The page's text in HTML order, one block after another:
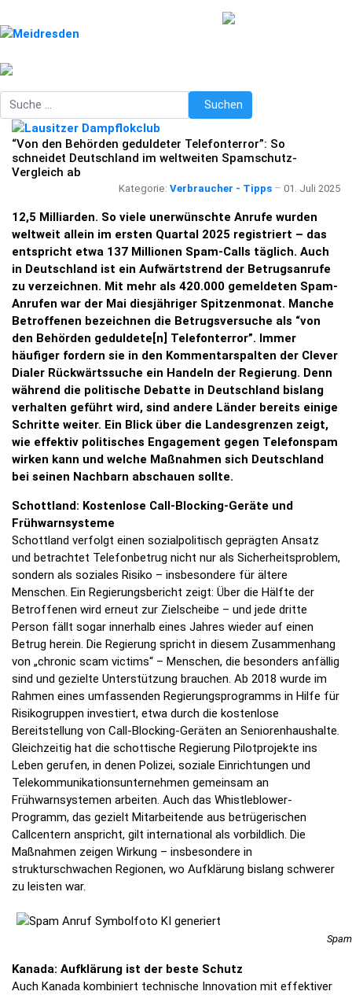
Suchen Suchen
“Von den Behörden geduldeter Telefonterror”: So
schneidet Deutschland im weltweiten Spamschutz-
Vergleich ab
Kategorie: Verbraucher - Tipps 01. Juli 2025
12,5 Milliarden. So viele unerwünschte Anrufe wurden
weltweit allein im ersten Quartal 2025 registriert – das
entspricht etwa 137 Millionen Spam-Calls täglich. Auch
in Deutschland ist ein Aufwärtstrend der Betrugsanrufe
zu verzeichnen. Mit mehr als 420.000 gemeldeten Spam-
Anrufen war der Mai diesjähriger Spitzenmonat. Manche
Betroffenen bezeichnen die Betrugsversuche als “von
den Behörden geduldete[n] Telefonterror”. Immer
häufiger fordern sie in den Kommentarspalten der Clever
Dialer Rückwärtssuche ein Handeln der Regierung. Denn
während die politische Debatte in Deutschland bislang
verhalten geführt wird, sind andere Länder bereits einige
Schritte weiter. Ein Blick über die Landesgrenzen zeigt,
wie effektiv politisches Engagement gegen Telefonspam
wirken kann und welche Maßnahmen sich Deutschland
bei seinen Nachbarn abschauen sollte.
Schottland: Kostenlose Call-Blocking-Geräte und
Frühwarnsysteme
Schottland verfolgt einen sozialpolitisch geprägten Ansatz
und betrachtet Telefonbetrug nicht nur als Sicherheitsproblem,
sondern als soziales Risiko – insbesondere für ältere
Menschen. Ein Regierungsbericht zeigt: Über die Hälfte der
Betroffenen wird erneut zur Zielscheibe – und jede dritte
Person fällt sogar innerhalb eines Jahres wieder auf einen
Betrug herein. Die Regierung spricht in diesem Zusammenhang
von „chronic scam victims“ – Menschen, die besonders anfällig
sind und gezielte Unterstützung brauchen. Ab 2018 wurde im
Rahmen eines umfassenden Regierungsprogramms in Hilfe für
Risikogruppen investiert, etwa durch die kostenlose
Bereitstellung von Call-Blocking-Geräten an Seniorenhaushalte.
Gleichzeitig hat die schottische Regierung Pilotprojekte ins
Leben gerufen, in denen Polizei, soziale Einrichtungen und
Telekommunikationsunternehmen gemeinsam an
Frühwarnsystemen arbeiten. Auch das Whistleblower-
Programm, das gezielt Mitarbeitende aus betrügerischen
Callcentern anspricht, gilt international als vorbildlich. Die
Maßnahmen zeigen Wirkung – insbesondere in
strukturschwachen Regionen, wo Aufklärung bislang schwerer
zu leisten war.
Kanada: Aufklärung ist der beste Schutz
Auch Kanada kombiniert technische Innovation mit effektiver